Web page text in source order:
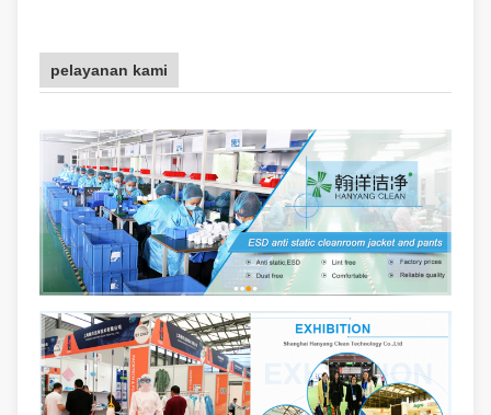
pelayanan kami